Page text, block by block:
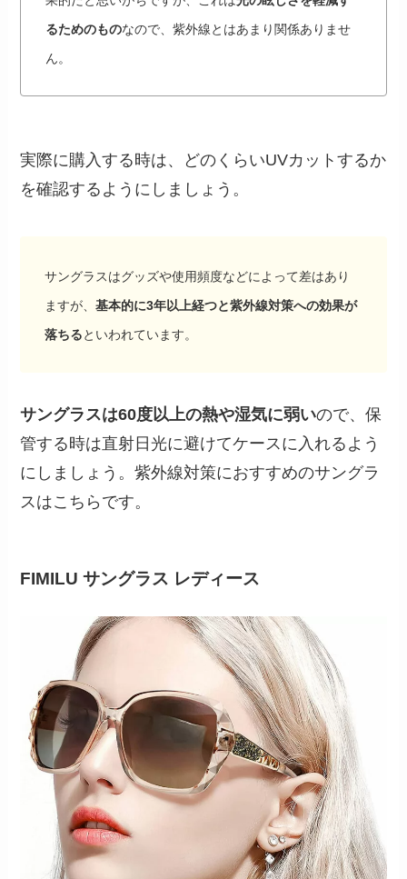
るためのものなので、紫外線とはあまり関係ありませ
ん。
実際に購入する時は、どのくらいUVカットするか
を確認するようにしましょう。
サングラスはグッズや使用頻度などによって差はあり
ますが、基本的に3年以上経つと紫外線対策への効果が
落ちるといわれています。
サングラスは60度以上の熱や湿気に弱いので、保
管する時は直射日光に避けてケースに入れるよう
にしましょう。紫外線対策におすすめのサングラ
スはこちらです。
FIMILUサングラス レディース